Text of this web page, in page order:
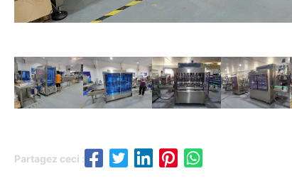
Partagez ceci :